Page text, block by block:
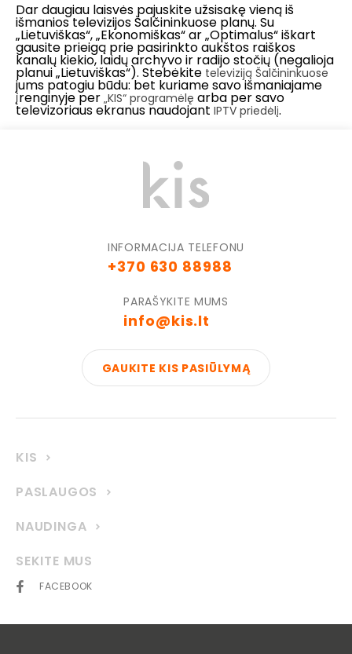
Dar daugiau laisvės pajuskite užsisakę vieną iš
išmanios televizijos Šalčininkuose planų. Su
„Lietuviškas“, „Ekonomiškas“ ar „Optimalus“ iškart
gausite prieigą prie pasirinkto aukštos raiškos
kanalų kiekio, laidų archyvo ir radijo stočių (negalioja
planui „Lietuviškas“). Stebėkite televiziją Šalčininkuose
jums patogiu būdu: bet kuriame savo išmaniajame
įrenginyje per „KIS“ programėlę arba per savo
televizoriaus ekranus naudojant IPTV priedėlį.
INFORMACIJA TELEFONU
+370 630 88988
PARAŠYKITE MUMS
info@kis.lt
GAUKITE KIS PASIŪLYMĄ
KIS
PASLAUGOS
NAUDINGA
SEKITE MUS
FACEBOOK